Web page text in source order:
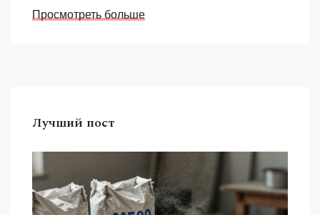
советы, чтобы ремонт не вышел из-под
Просмотреть больше
Лучший пост